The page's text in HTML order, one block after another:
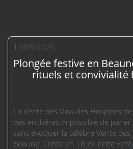
17/09/2025
Plongée festive en
rituels et convivialité
La Vente des Vins des Hospices
des enchères Impossible de
sans évoquer la célèbre Vente
Beaune. Créée en 1859, cette vente